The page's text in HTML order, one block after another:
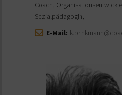
Coach,
Sozialpädagogin,
E-Mail: